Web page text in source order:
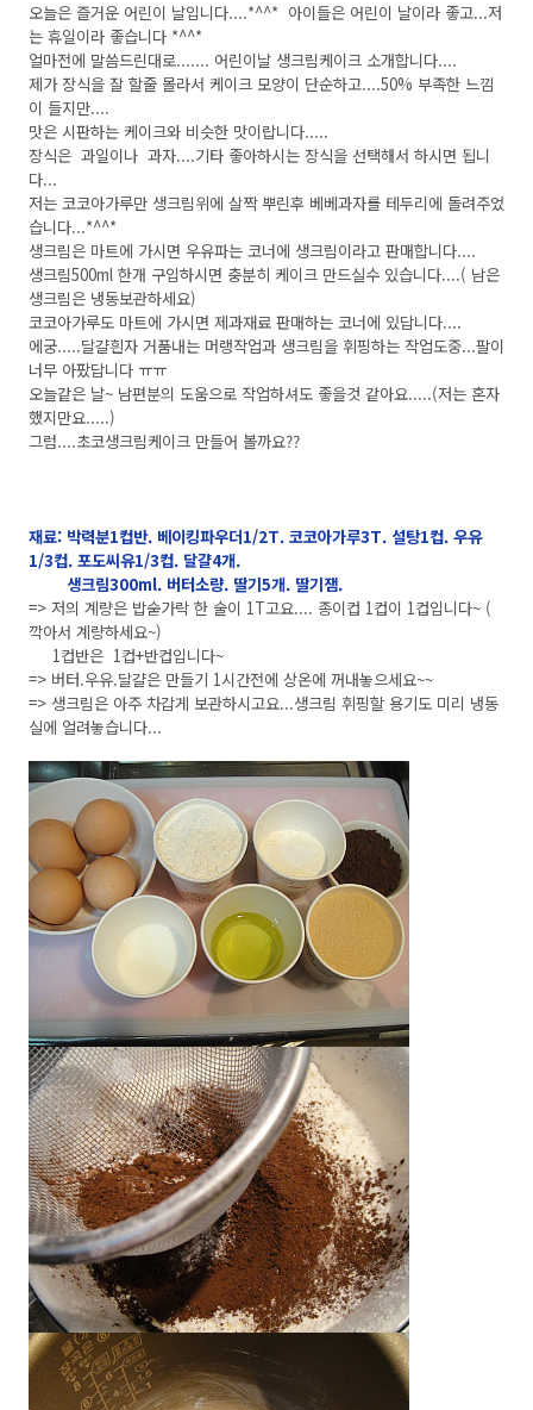
오늘은 즐거운 어린이 날입니다....*^^* 아이들은 어린이 날이라 좋고...저
는 휴일이라 좋습니다 *^^*
얼마전에 말씀드린대로....... 어린이날 생크림케이크 소개합니다....
제가 장식을 잘 할줄 몰라서 케이크 모양이 단순하고....50% 부족한 느낌
이 들지만....
맛은 시판하는 케이크와 비슷한 맛이랍니다.....
장식은 과일이나 과자....기타 좋아하시는 장식을 선택해서 하시면 됩니
다...
저는 코코아가루만 생크림위에 살짝 뿌린후 베베과자를 테두리에 돌려주었
습니다...*^^*
생크림은 마트에 가시면 우유파는 코너에 생크림이라고 판매합니다....
생크림500ml 한개 구입하시면 충분히 케이크 만드실수 있습니다....( 남은
생크림은 냉동보관하세요)
코코아가루도 마트에 가시면 제과재료 판매하는 코너에 있답니다....
에궁.....달걀흰자 거품내는 머랭작업과 생크림을 휘핑하는 작업도중...팔이
너무 아팠답니다 ㅠㅠ
오늘같은 날~ 남편분의 도움으로 작업하셔도 좋을것 같아요.....(저는 혼자
했지만요.....)
그럼....초코생크림케이크 만들어 볼까요??
재료: 박력분1컵반. 베이킹파우더1/2T. 코코아가루3T. 설탕1컵. 우유
1/3컵. 포도씨유1/3컵. 달걀4개.
생크림300ml. 버터소량. 딸기5개. 딸기잼.
=> 저의 계량은 밥숟가락 한 술이 1T고요.... 종이컵 1컵이 1컵입니다~ (
깍아서 계량하세요~)
1컵반은 1컵+반컵입니다~
=> 버터.우유.달걀은 만들기 1시간전에 상온에 꺼내놓으세요~~
=> 생크림은 아주 차갑게 보관하시고요...생크림 휘핑할 용기도 미리 냉동
실에 얼려놓습니다...